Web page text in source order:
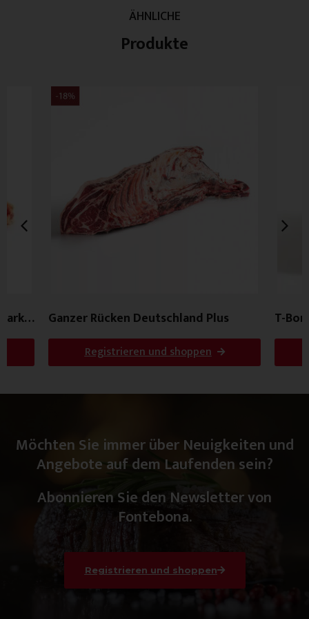
ÄHNLICHE
Produkte
Ganzer Rücken Deutschland Plus
Registrieren und shoppen
T-
Möchten Sie immer über Neuigkeiten und
Angebote auf dem Laufenden sein?
Abonnieren Sie den Newsletter von
Fontebona.
Registrieren und shoppen